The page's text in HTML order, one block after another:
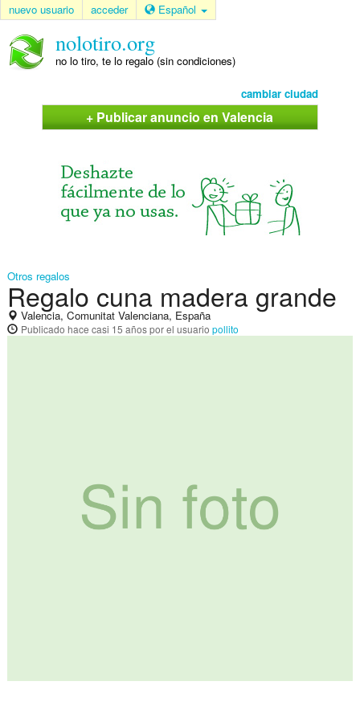
nuevo usuario acceder Español
nolotiro.org
no lo tiro, te lo regalo (sin condiciones)
cambiar ciudad
+ Publicar anuncio en Valencia
Otros regalos
Regalo cuna madera grande
Valencia, Comunitat Valenciana, España
Publicado hace casi 15 añospor el usuario pollito